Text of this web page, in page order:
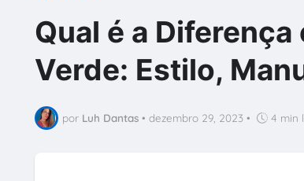
Qual é a
Verde: Estilo,
por Luh Dantas • dezembro 29, 2023 • 4 min